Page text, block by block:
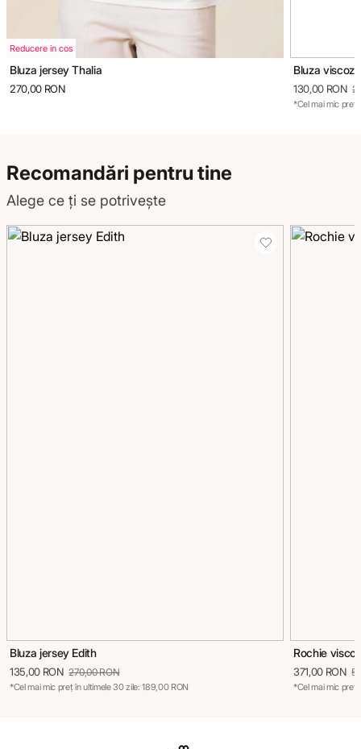
Reducere in cos
Bluza jersey Thalia
270,00 RON
Bluza
130,00 RON
*Cel mai mic preț
Recomandări pentru tine
Alege ce ți se potrivește
Bluza jersey Edith
135,00 RON 270,00 RON
*Cel mai mic preț în ultimele 30 zile: 189,00 RON
Rochie
371,00 RON
*Cel mai mic preț